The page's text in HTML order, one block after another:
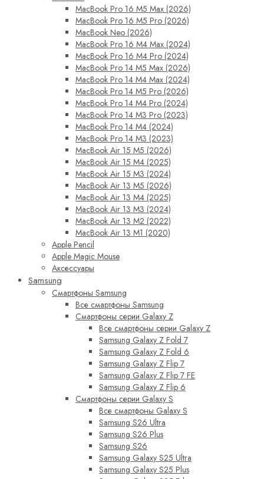
MacBook Pro 16 M5 Max (2026)
MacBook Pro 16 M5 Pro (2026)
MacBook Neo (2026)
MacBook Pro 16 M4 Max (2024)
MacBook Pro 16 M4 Pro (2024)
MacBook Pro 14 M5 Max (2026)
MacBook Pro 14 M4 Max (2024)
MacBook Pro 14 M5 Pro (2026)
MacBook Pro 14 M4 Pro (2024)
MacBook Pro 14 M3 Pro (2023)
MacBook Pro 14 M4 (2024)
MacBook Pro 14 M3 (2023)
MacBook Air 15 M5 (2026)
MacBook Air 15 M4 (2025)
MacBook Air 15 M3 (2024)
MacBook Air 13 M5 (2026)
MacBook Air 13 M4 (2025)
MacBook Air 13 M3 (2024)
MacBook Air 13 M2 (2022)
MacBook Air 13 M1 (2020)
Apple Pencil
Apple Magic Mouse
Аксессуары
Samsung
Смартфоны Samsung
Все смартфоны Samsung
Смартфоны серии Galaxy Z
Все смартфоны серии Galaxy Z
Samsung Galaxy Z Fold 7
Samsung Galaxy Z Fold 6
Samsung Galaxy Z Flip 7
Samsung Galaxy Z Flip 7 FE
Samsung Galaxy Z Flip 6
Смартфоны серии Galaxy S
Все смартфоны Galaxy S
Samsung S26 Ultra
Samsung S26 Plus
Samsung S26
Samsung Galaxy S25 Ultra
Samsung Galaxy S25 Plus